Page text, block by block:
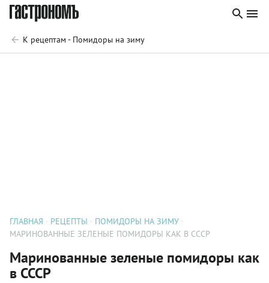
К рецептам - Помидоры на зиму
ГЛАВНАЯ РЕЦЕПТЫ
ПОМИДОРЫ НА ЗИМУ
МАРИНОВАННЫЕ ЗЕЛЕНЫЕ ПОМИДОРЫ КАК В СССР
Маринованные зеленые помидоры как
в СССР